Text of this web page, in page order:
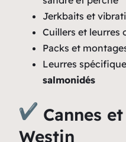
Jerkbaits et
Cuillers et leurres
Packs et
Leurres
salmonidés
Cannes
Westin